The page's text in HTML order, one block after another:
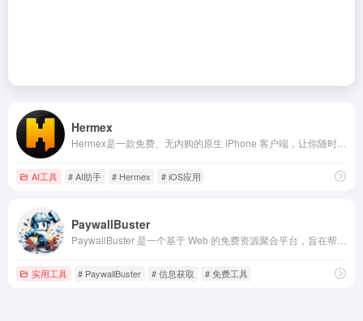
Hermex
AI工具 # AI助手 # Hermex # iOS应用
PaywallBuster
实用工具 # PaywallBuster # 信息获取 # 免费工具